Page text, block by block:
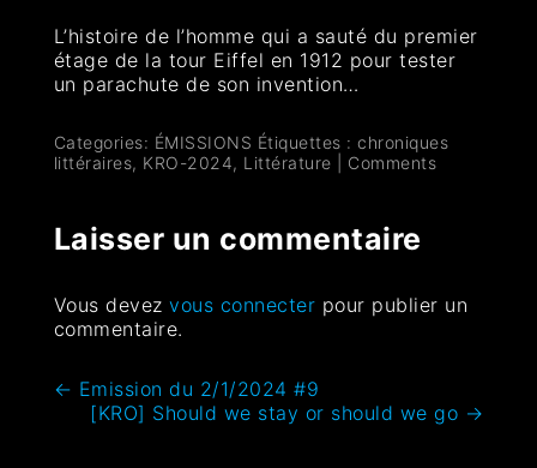
L’histoire de l’homme qui a sauté du premier
étage de la tour Eiffel en 1912 pour tester
un parachute de son invention…
Categories: ÉMISSIONS Étiquettes :chroniques
littéraires, KRO-2024, Littérature Comments
Laisser un commentaire
Vous devezvous connecter pour publier un
commentaire.
← Emission du 2/1/2024 #9
[KRO] Should we stay or should we go →